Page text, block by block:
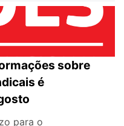
sobre
é
para o